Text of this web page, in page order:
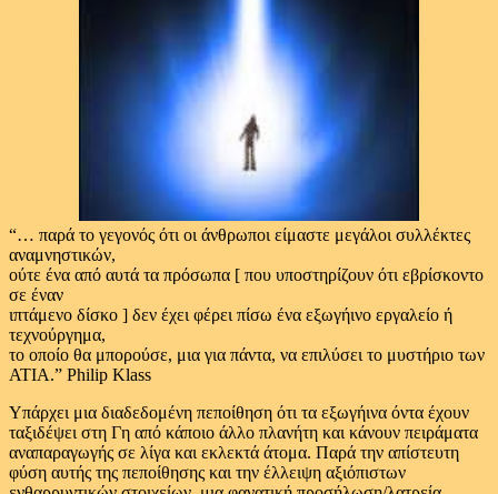
“… παρά το γεγονός ότι οι άνθρωποι είμαστε μεγάλοι συλλέκτες
αναμνηστικών,
ούτε ένα από αυτά τα πρόσωπα [ που υποστηρίζουν ότι εβρίσκοντο
σε έναν
ιπτάμενο δίσκο ] δεν έχει φέρει πίσω ένα εξωγήινο εργαλείο ή
τεχνούργημα,
το οποίο θα μπορούσε, μια για πάντα, να επιλύσει το μυστήριο των
ΑΤΙΑ.” Philip Klass
Υπάρχει μια διαδεδομένη πεποίθηση ότι τα εξωγήινα όντα έχουν
ταξιδέψει στη Γη από κάποιο άλλο πλανήτη και κάνουν πειράματα
αναπαραγωγής σε λίγα και εκλεκτά άτομα. Παρά την απίστευτη
φύση αυτής της πεποίθησης και την έλλειψη αξιόπιστων